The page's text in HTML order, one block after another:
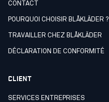
CONTACT
POURQUOI CHOISIR BLÅKLÄDER ?
TRAVAILLER CHEZ BLÅKLÄDER
DÉCLARATION DE CONFORMITÉ
CLIENT
SERVICES ENTREPRISES